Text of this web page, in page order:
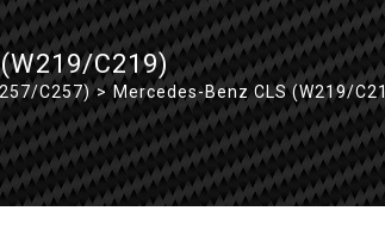
C219)
C257) > Mercedes-Benz CLS (W219/